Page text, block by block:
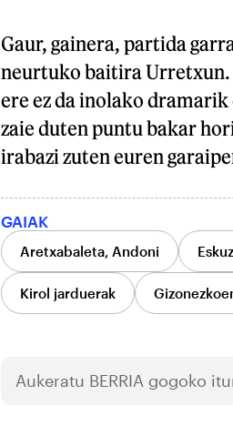
Gaur, gainera, partida
neurtuko baitira Urretxun.
ere ez da inolako
zaie duten puntu bakar
irabazi zuten euren
GAIAK
Aretxabaleta, Andoni
Kirol jarduerak
Aukeratu BERRIA gogoko